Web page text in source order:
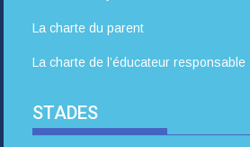
La charte du parent
La charte de l’éducateur responsable
STADES